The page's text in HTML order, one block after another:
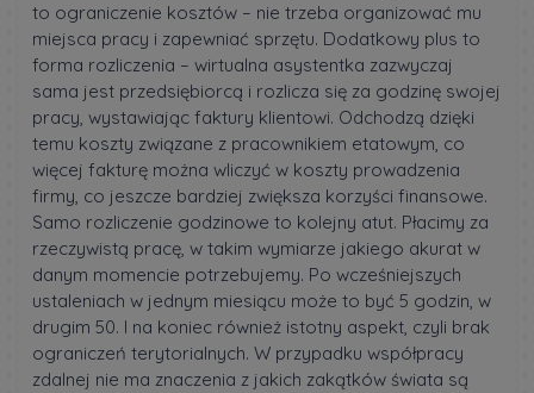
to ograniczenie kosztów – nie trzeba organizować mu
miejsca pracy i zapewniać sprzętu. Dodatkowy plus to
forma rozliczenia – wirtualna asystentka zazwyczaj
sama jest przedsiębiorcą i rozlicza się za godzinę swojej
pracy, wystawiając faktury klientowi. Odchodzą dzięki
temu koszty związane z pracownikiem etatowym, co
więcej fakturę można wliczyć w koszty prowadzenia
firmy, co jeszcze bardziej zwiększa korzyści finansowe.
Samo rozliczenie godzinowe to kolejny atut. Płacimy za
rzeczywistą pracę, w takim wymiarze jakiego akurat w
danym momencie potrzebujemy. Po wcześniejszych
ustaleniach w jednym miesiącu może to być 5 godzin, w
drugim 50. I na koniec również istotny aspekt, czyli brak
ograniczeń terytorialnych. W przypadku współpracy
zdalnej nie ma znaczenia z jakich zakątków świata są